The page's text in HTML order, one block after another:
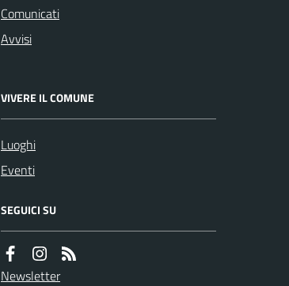
Comunicati
Avvisi
VIVERE IL COMUNE
Luoghi
Eventi
SEGUICI SU
Newsletter